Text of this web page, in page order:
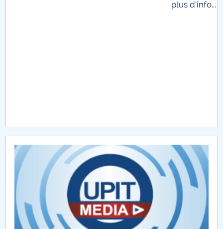
CAR2026
MENIU CANTINA
Partenerii consorţiului
Membrii partenerului UPIT
plus d'info...